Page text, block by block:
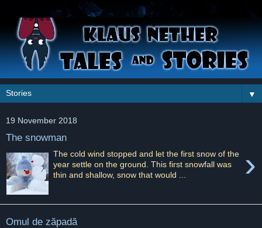
▼
19 November 2018
The snowman
›
The cold wind stopped and let the first snow of the
year settle on the ground. This first snowfall was
thin and shallow, snow that would ...
Omul de zăpadă